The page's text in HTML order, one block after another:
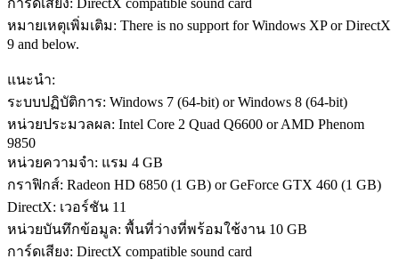
หมายเหตุเพิ่มเติม: There is no support for Windows XP or DirectX
9 and below.
แนะนำ:
ระบบปฏิบัติการ: Windows 7 (64-bit) or Windows 8 (64-bit)
หน่วยประมวลผล: Intel Core 2 Quad Q6600 or AMD Phenom
9850
หน่วยความจำ: แรม 4 GB
กราฟิกส์: Radeon HD 6850 (1 GB) or GeForce GTX 460 (1 GB)
DirectX: เวอร์ชัน 11
หน่วยบันทึกข้อมูล: พื้นที่ว่างที่พร้อมใช้งาน 10 GB
การ์ดเสียง: DirectX compatible sound card